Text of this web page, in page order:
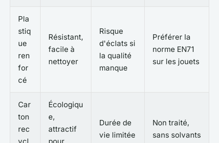
Pla
stiq
ue
ren
for
cé
Résistant,
facile à
nettoyer
Risque
d'éclats si
la qualité
manque
Préférer la
norme EN71
sur les jouets
Car
ton
rec
Écologiqu
e,
attractif
Durée de
vie limitée
Non traité,
sans solvants